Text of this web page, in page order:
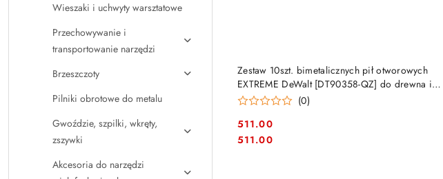
Wieszaki i uchwyty warsztatowe
Przechowywanie i
transportowanie narzędzi
Brzeszczoty
Pilniki obrotowe do metalu
Gwoździe, szpilki, wkręty,
zszywki
Akcesoria do narzędzi
Zestaw 10szt. bimetalicznych pił otworowych
EXTREME DeWalt [DT90358-QZ] do drewna i
metalu
(0)
Cena:
511.00
Cena:
511.00
PRODUKT NIEDOSTĘPNY